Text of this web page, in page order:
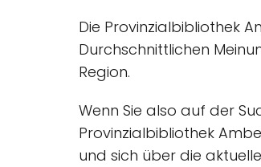
Die Provinzialbibliothek
Durchschnittlichen
Region.
Wenn Sie also auf der
Provinzialbibliothek
und sich über die